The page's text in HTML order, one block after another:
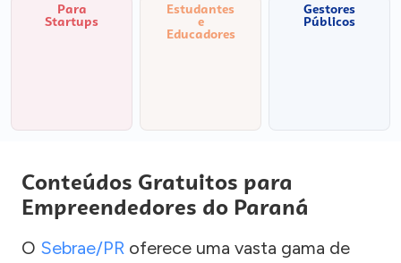
Para
Startups
Estudantes
e
Educadores
Gestores
Públicos
Conteúdos Gratuitos para
Empreendedores do Paraná
O Sebrae/PR oferece uma vasta gama de